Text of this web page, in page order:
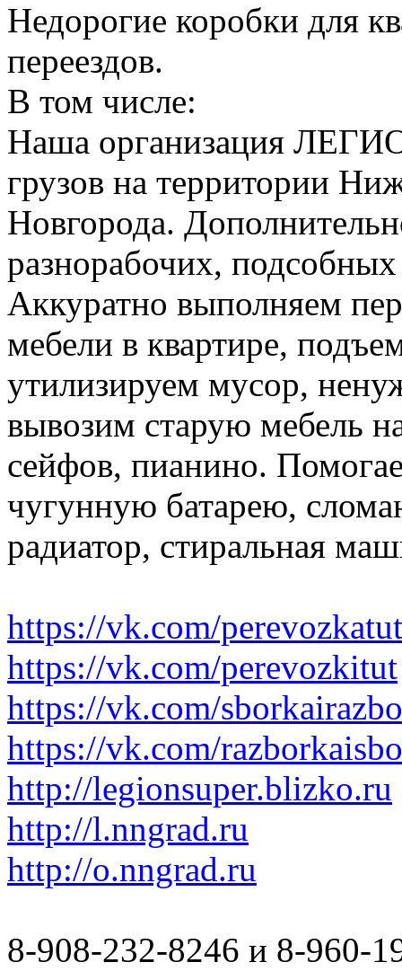
Недорогие коробки для
переездов.
В том числе:
Наша организация
грузов на территории
Новгорода.
разнорабочих,
Аккуратно выполняем
мебели в квартире,
утилизируем мусор,
вывозим старую мебель
сейфов, пианино.
чугунную батарею,
радиатор, стиральная
https://vk.com/perevozkatut
https://vk.com/perevozkitut
https://vk.com/
https://vk.com/
http://legionsuper.blizko.ru
http://l.nngrad.ru
http://o.nngrad.ru
8-908-232-8246 и 8-960-